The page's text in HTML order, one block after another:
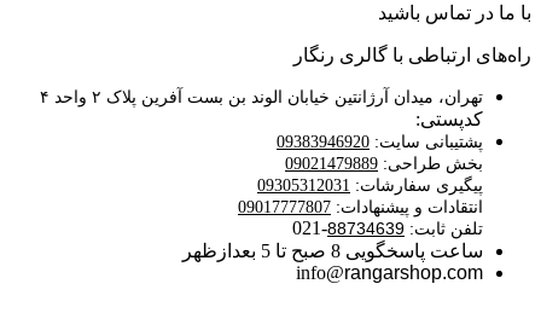
با ما در تماس باشید
راه‌های ارتباطی با گالری رنگار
تهران، میدان آرژانتین خیابان الوند بن بست آفرین پلاک ۲ واحد ۴
کدپستی:
پشتیبانی سایت: 09383946920
بخش طراحی: 09021479889
پیگیری سفارشات: 09305312031
انتقادات و پیشنهادات: 09017777807
تلفن ثابت: 88734639
-021
ساعت پاسخگویی 8 صبح تا 5 بعدازظهر​
info@rangarshop.com